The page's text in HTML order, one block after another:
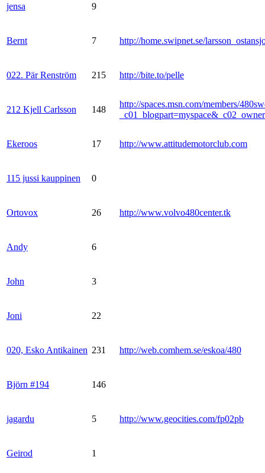
jensa 9
Bernt 7 http://home.swipnet.se/
022. Pär Renström 215 http://bite.to/pelle
212 Kjell Carlsson 148
http://spaces.msn.com/members/
Ekeroos 17 http://www.attitudemotorclub.com
115 jussi kauppinen 0
Ortovox 26 http://www.volvo480center.tk
Andy 6
John 3
Joni 22
020, Esko Antikainen 231 http://web.comhem.se/eskoa/480
Björn #194 146
jagardu 5 http://www.geocities.com/fp02pb
Geirod 1